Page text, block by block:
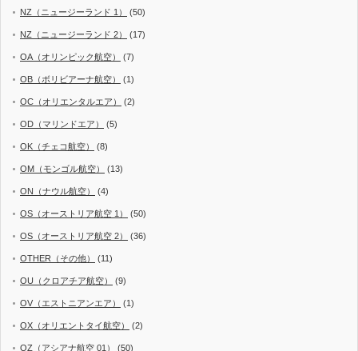
NZ（ニュージーランド 1） (50)
NZ（ニュージーランド 2） (17)
OA（オリンピック航空） (7)
OB（ボリビアーナ航空） (1)
OC（オリエンタルエア） (2)
OD（マリンドエア） (5)
OK（チェコ航空） (8)
OM（モンゴル航空） (13)
ON（ナウル航空） (4)
OS（オーストリア航空 1） (50)
OS（オーストリア航空 2） (36)
OTHER（その他） (11)
OU（クロアチア航空） (9)
OV（エストニアンエア） (1)
OX（オリエントタイ航空） (2)
OZ（アシアナ航空 01） (50)